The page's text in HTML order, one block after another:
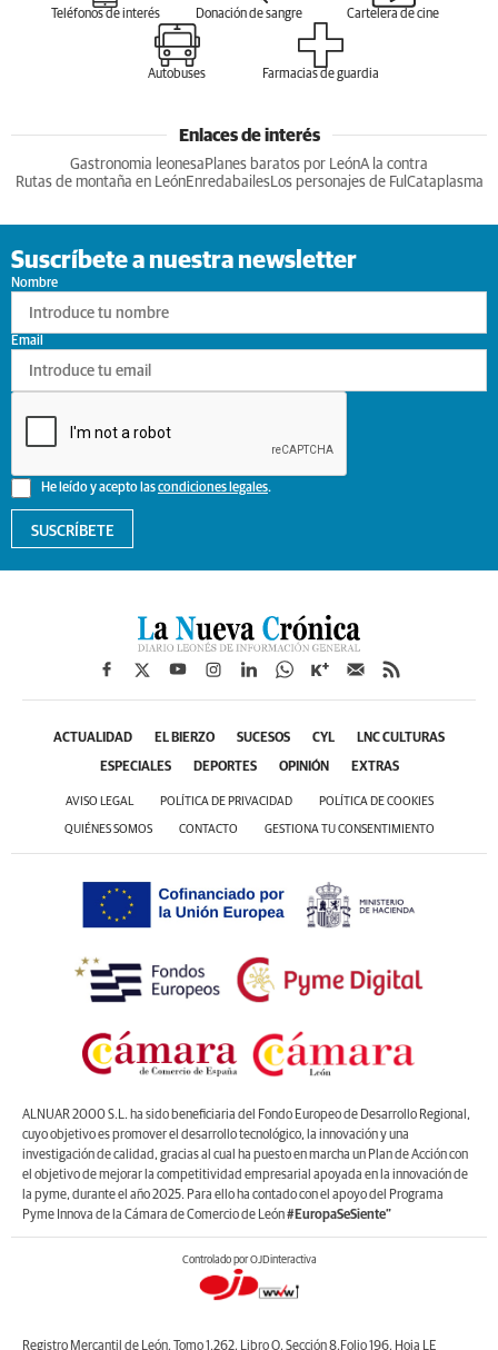
Teléfonos de interés Donación de sangre Cartelera de cine
Autobuses Farmacias de guardia
Enlaces de interés
Gastronomia leonesa Planes baratos por LeónA la contra
Rutas de montaña en LeónEnredabailesLos personajes de Ful Cataplasma
Suscríbete a nuestra newsletter
Nombre
He leído y acepto lascondiciones legales.
Email
SUSCRÍBETE
ACTUALIDAD EL BIERZO SUCESOS CYL LNC CULTURAS
ESPECIALES DEPORTES OPINIÓN EXTRAS
AVISO LEGAL POLÍTICA DE PRIVACIDAD POLÍTICA DE COOKIES
QUIÉNES SOMOS CONTACTO GESTIONA TU CONSENTIMIENTO
ALNUAR 2000 S.L. ha sido beneficiaria del Fondo Europeo de Desarrollo Regional,
cuyo objetivo es promover el desarrollo tecnológico, la innovación y una
investigación de calidad, gracias al cual ha puesto en marcha un Plan de Acción con
el objetivo de mejorar la competitividad empresarial apoyada en la innovación de
la pyme, durante el año 2025. Para ello ha contado con el apoyo del Programa
Pyme Innova de la Cámara de Comercio de León#EuropaSeSiente”
Controlado por OJDinteractiva
Registro Mercantil de León, Tomo 1.262, Libro O, Sección 8,Folio 196, Hoja LE